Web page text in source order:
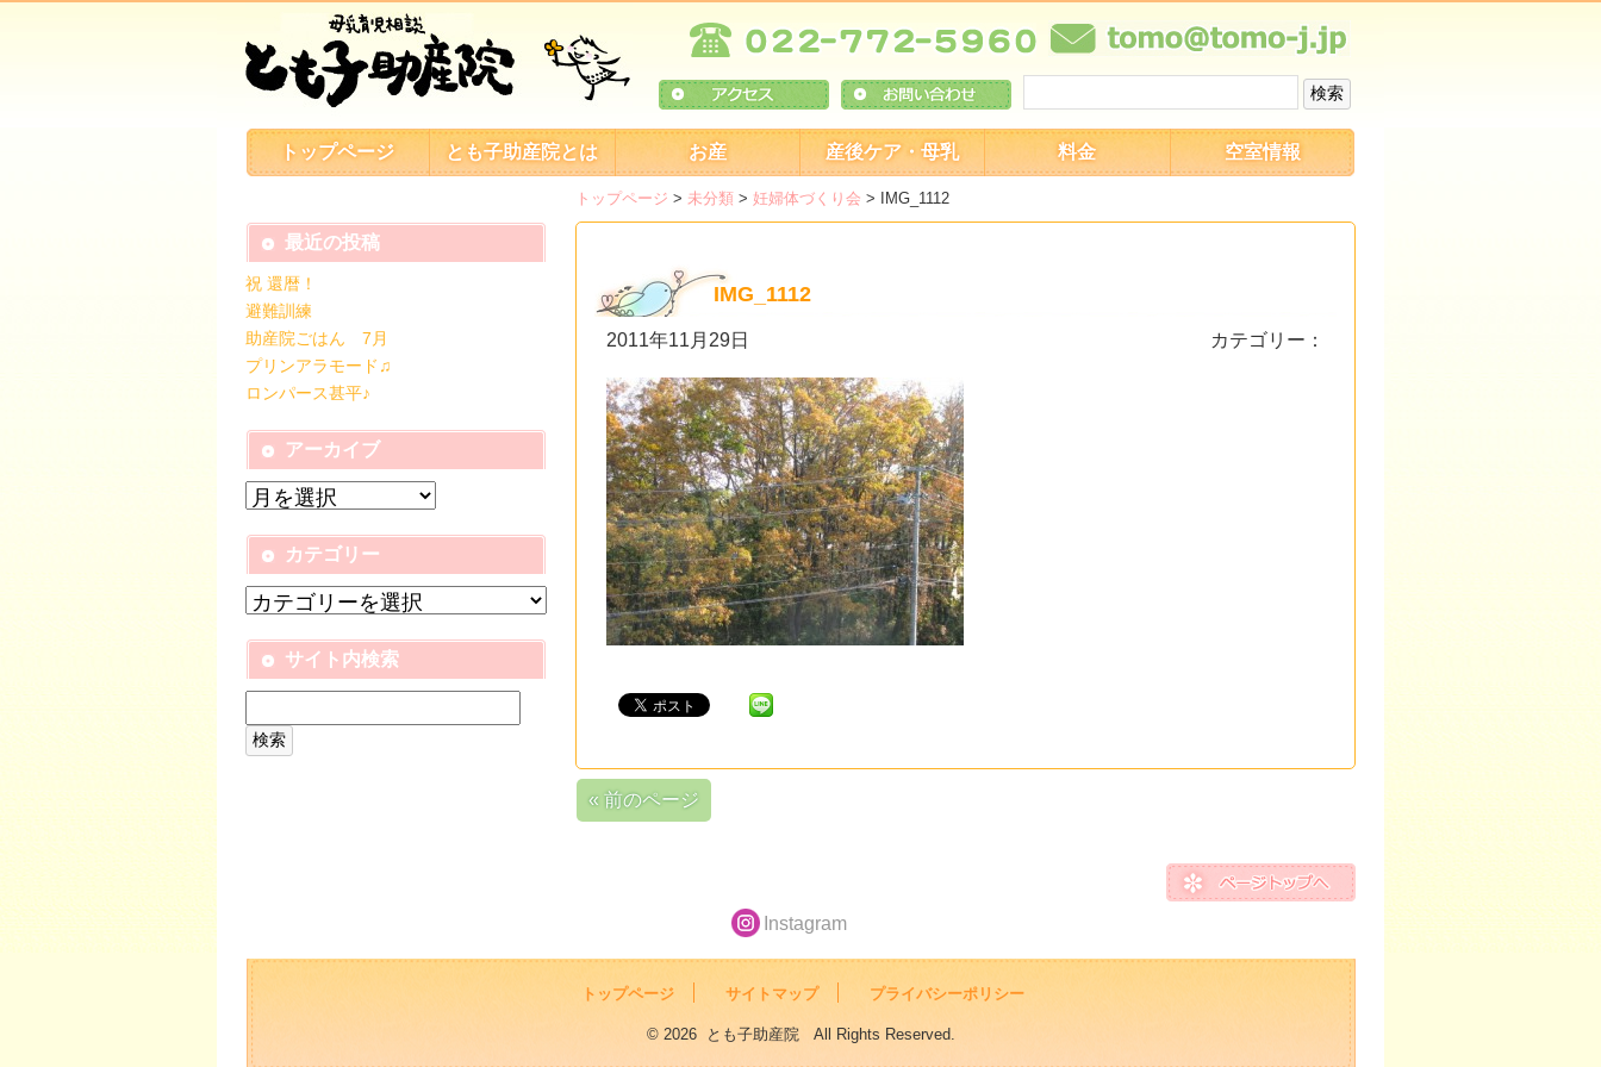
トップページ とも子助産院とは お産 産後ケア・母乳 料金 空室情報
トップページ > 未分類 > 妊婦体づくり会 > IMG_1112
IMG_1112
2011年11月29日 カテゴリー：
« 前のページ
最近の投稿
祝 還暦！
避難訓練
助産院ごはん 7月
プリンアラモード♫
ロンパース甚平♪
アーカイブ
カテゴリー
サイト内検索
Instagram
トップページ サイトマップ プライバシーポリシー
© 2026 とも子助産院 All Rights Reserved.